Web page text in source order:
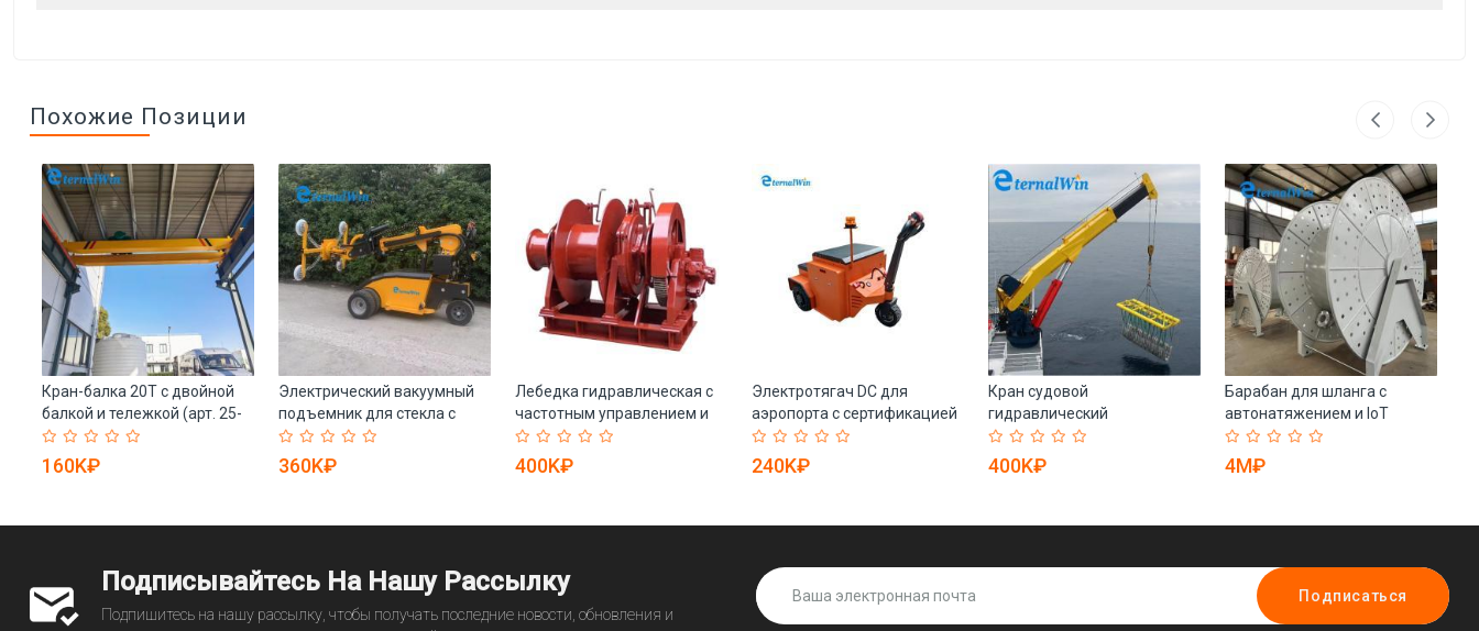
Похожие Позиции
Кран-балка 20Т с двойной
балкой и тележкой (арт. 25-
19081182)
160K₽
Электрический вакуумный
подъемник для стекла с
присосками (арт. 25-
19081134)
360K₽
Лебедка гидравлическая с
частотным управлением и
беспроводным пультом (арт.
25-19081132)
400K₽
Электротягач DC для
аэропорта с сертификацией
CE и мотором (арт. 25-
19081323)
240K₽
Кран судовой
гидравлический
телескопический морской
(арт. 25-19081111)
400K₽
Барабан для шланга с
автонатяжением и IoT
контролем (арт. 25-
19080984)
4M₽
Подписывайтесь На Нашу Рассылку
Подпишитесь на нашу рассылку, чтобы получать последние новости, обновления и
Подписаться